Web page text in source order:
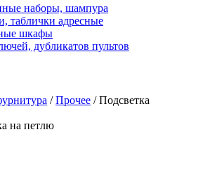
наборы, шампура
таблички адресные
шкафы
дубликатов пультов
/ Прочее / Подсветка